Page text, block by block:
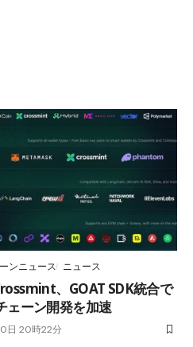
ンニュース ニュース
、GOAT SDK統合で
ェーン開発を加速
日 20時22分